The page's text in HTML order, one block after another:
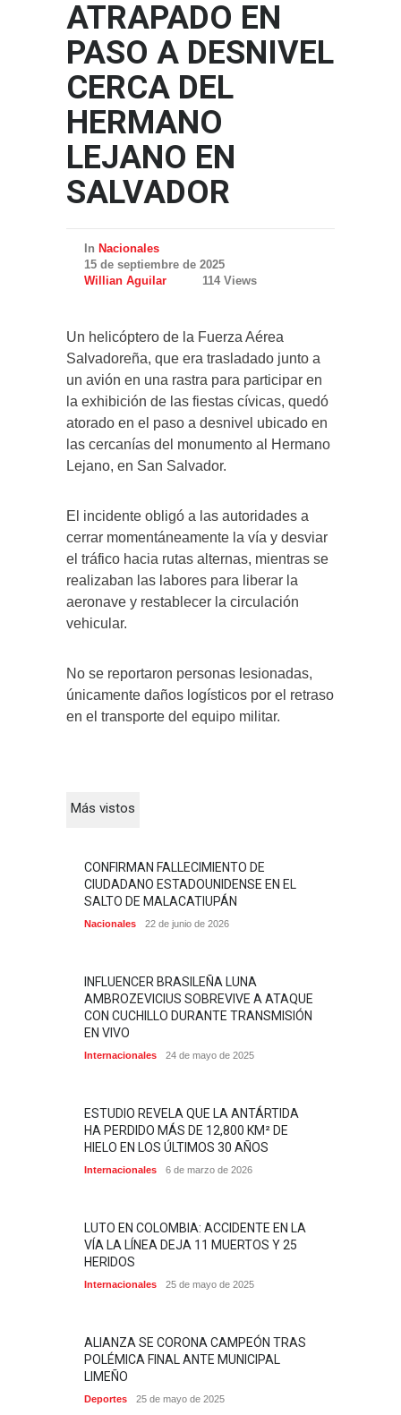
ATRAPADO EN
PASO A DESNIVEL
CERCA DEL
HERMANO
LEJANO EN
SALVADOR
In Nacionales
15 de septiembre de 2025
Willian Aguilar
114 Views
Un helicóptero de la Fuerza Aérea
Salvadoreña, que era trasladado junto a
un avión en una rastra para participar en
la exhibición de las fiestas cívicas, quedó
atorado en el paso a desnivel ubicado en
las cercanías del monumento al Hermano
Lejano, en San Salvador.
El incidente obligó a las autoridades a
cerrar momentáneamente la vía y desviar
el tráfico hacia rutas alternas, mientras se
realizaban las labores para liberar la
aeronave y restablecer la circulación
vehicular.
No se reportaron personas lesionadas,
únicamente daños logísticos por el retraso
en el transporte del equipo militar.
Más vistos
CONFIRMAN FALLECIMIENTO DE
CIUDADANO ESTADOUNIDENSE EN EL
SALTO DE MALACATIUPÁN
Nacionales 22 de junio de 2026
INFLUENCER BRASILEÑA LUNA
AMBROZEVICIUS SOBREVIVE A ATAQUE
CON CUCHILLO DURANTE TRANSMISIÓN
EN VIVO
Internacionales 24 de mayo de 2025
ESTUDIO REVELA QUE LA ANTÁRTIDA
HA PERDIDO MÁS DE 12,800 KM² DE
HIELO EN LOS ÚLTIMOS 30 AÑOS
Internacionales 6 de marzo de 2026
LUTO EN COLOMBIA: ACCIDENTE EN LA
VÍA LA LÍNEA DEJA 11 MUERTOS Y 25
HERIDOS
Internacionales 25 de mayo de 2025
ALIANZA SE CORONA CAMPEÓN TRAS
POLÉMICA FINAL ANTE MUNICIPAL
LIMEÑO
Deportes 25 de mayo de 2025